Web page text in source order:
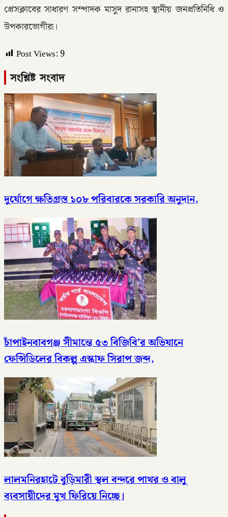
প্রেসক্লাবের সাধারণ সম্পাদক মাসুদ রানাসহ স্থানীয় জনপ্রতিনিধি ও
উপকারভোগীরা।
Post Views:9
সংশ্লিষ্ট সংবাদ
দুর্যোগে ক্ষতিগ্রস্ত ১০৮ পরিবারকে সরকারি অনুদান,
চাঁপাইনবাবগঞ্জ সীমান্তে ৫৩ বিজিবি’র অভিযানে
ফেন্সিডিলের বিকল্প এস্কাফ সিরাপ জব্দ,
লালমনিরহাটে বুড়িমারী স্থল বন্দরে পাথর ও বালু
ব্যবসায়ীদের মুখ ফিরিয়ে নিচ্ছে।